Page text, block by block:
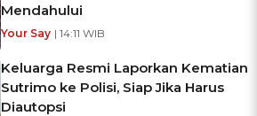
Mendahului
Your Say | 14:11 WIB
Keluarga Resmi Laporkan Kematian
Sutrimo ke Polisi, Siap Jika Harus
Diautopsi